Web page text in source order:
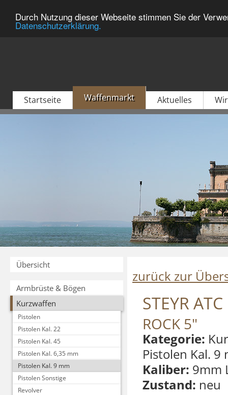
Durch Nutzung dieser Webseite stimmen Sie der
Datenschutzerklärung.
Startseite Waffenmarkt Aktuelles
Übersicht
Armbrüste & Bögen
Kurzwaffen
Pistolen
Pistolen Kal. 22
Pistolen Kal. 45
Pistolen Kal. 6,35 mm
Pistolen Kal. 9 mm
Pistolen Sonstige
Revolver
zurück zur
STEYR ATC
ROCK 5"
Kategorie:
Pistolen Kal. 9
Kaliber: 9mm
Zustand: neu